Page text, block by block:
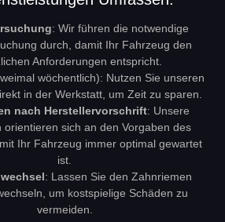
: Wir führen die notwendige
durch, damit Ihr Fahrzeug den
Anforderungen entspricht.
wöchentlich): Nutzen Sie unseren
in der Werkstatt, um Zeit zu sparen.
nach Herstellervorschrift: Unsere
orientieren sich an den Vorgaben des
Ihr Fahrzeug immer optimal gewartet
ist.
: Lassen Sie den Zahnriemen
um kostspielige Schäden zu
vermeiden.